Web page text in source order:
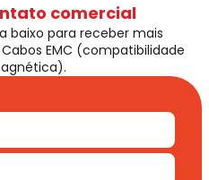
comercial
baixo para receber mais
EMC (compatibilidade